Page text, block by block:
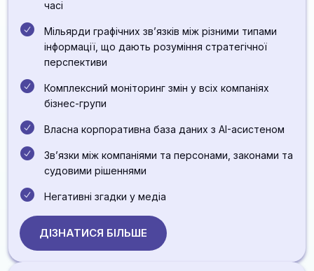
часі
Мільярди графічних звʼязків між різними типами
інформації, що дають розуміння стратегічної
перспективи
Комплексний моніторинг змін у всіх компаніях
бізнес-групи
Власна корпоративна база даних з AI-асистеном
Звʼязки між компаніями та персонами, законами та
судовими рішеннями
Негативні згадки у медіа
ДІЗНАТИСЯ БІЛЬШЕ